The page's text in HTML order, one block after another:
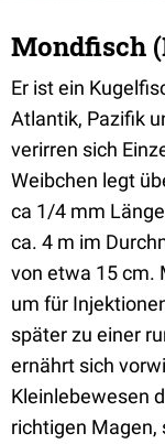
Mondfisch
Er ist ein
Atlantik, Pazifik
verirren sich
Weibchen legt
ca 1/4 mm
ca. 4 m im
von etwa 15 cm.
um für
später zu einer
ernährt sich
Kleinlebewesen
richtigen